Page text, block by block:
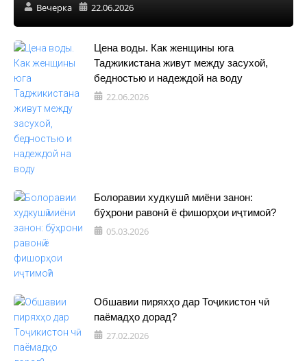
Вечерка 22.06.2026
Цена воды. Как женщины юга
Таджикистана живут между засухой,
бедностью и надеждой на воду
22.06.2026
Болоравии худкушӣ миёни занон:
бӯҳрони равонӣ ё фишорҳои иҷтимоӣ?
05.03.2026
Обшавии пиряхҳо дар Тоҷикистон чӣ
паёмадҳо дорад?
27.02.2026